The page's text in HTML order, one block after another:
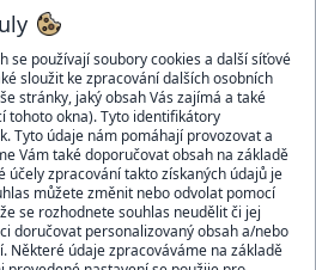
se používají soubory cookies a další síťové
sloužit ke zpracování dalších osobních
stránky, jaký obsah Vás zajímá a také
tohoto okna). Tyto identifikátory
Tyto údaje nám pomáhají provozovat a
Vám také doporučovat obsah na základě
účely zpracování takto získaných údajů je
můžete změnit nebo odvolat pomocí
se rozhodnete souhlas neudělit či jej
doručovat personalizovaný obsah a/nebo
Některé údaje zpracováváme na základě